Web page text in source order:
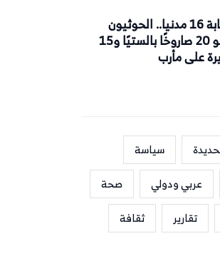
مقتل وإصابة 16 مدنيا.. الحوثيون
أطلقوا نحو 20 صاروخًا بالستيًا و15
على مأرب
سياسة
عربي ودولي
صحة
تقارير ثقافة